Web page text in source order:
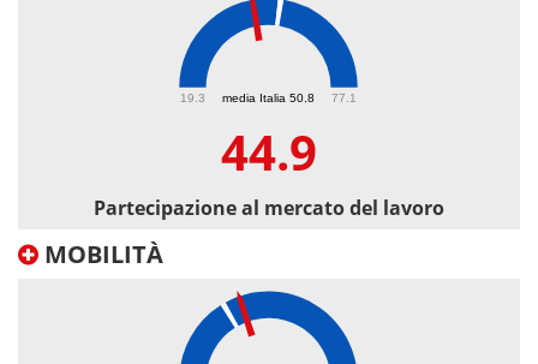
media Italia 50.8
19.3 77.1
44.9
Partecipazione al mercato del lavoro
MOBILITÀ